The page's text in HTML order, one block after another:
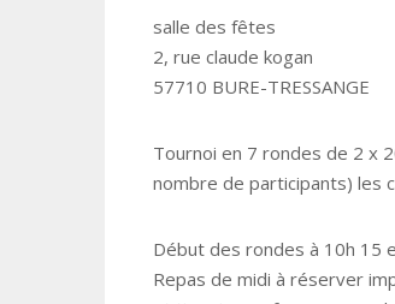
salle des fêtes
2, rue claude kogan
57710 BURE-TRESSANGE
Tournoi en 7 rondes de 2 x
nombre de participants) les
Début des rondes à 10h 15
Repas de midi à réserver